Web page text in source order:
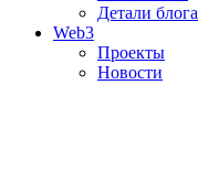
Детали блога
Web3
Проекты
Новости